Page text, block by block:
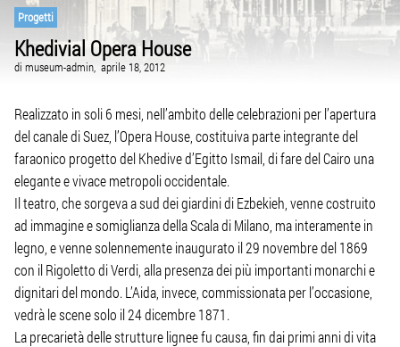
Progetti
Khedivial Opera House
di museum-admin, aprile 18, 2012
Realizzato in soli 6 mesi, nell’ambito delle celebrazioni per l’apertura
del canale di Suez, l’Opera House, costituiva parte integrante del
faraonico progetto del Khedive d’Egitto Ismail, di fare del Cairo una
elegante e vivace metropoli occidentale.
Il teatro, che sorgeva a sud dei giardini di Ezbekieh, venne costruito
ad immagine e somiglianza della Scala di Milano, ma interamente in
legno, e venne solennemente inaugurato il 29 novembre del 1869
con il Rigoletto di Verdi, alla presenza dei più importanti monarchi e
dignitari del mondo. L’Aida, invece, commissionata per l’occasione,
vedrà le scene solo il 24 dicembre 1871.
La precarietà delle strutture lignee fu causa, fin dai primi anni di vita
VISITA IL SITO